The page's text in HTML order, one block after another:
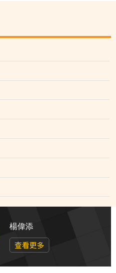
楊偉添
查看更多